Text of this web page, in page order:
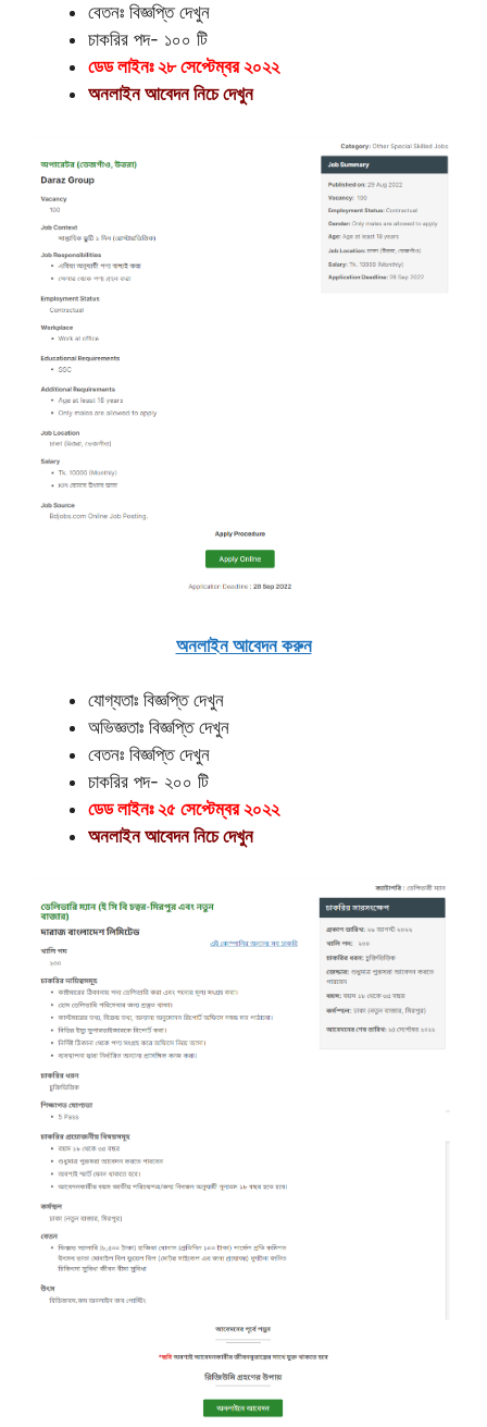
বেতনঃ বিজ্ঞপ্তি দেখুন
চাকরির পদ- ১০০ টি
ডেড লাইনঃ ২৮ সেপ্টেম্বর ২০২২
অনলাইন আবেদন নিচে দেখুন
অনলাইন আবেদন করুন
যোগ্যতাঃ বিজ্ঞপ্তি দেখুন
অভিজ্ঞতাঃ বিজ্ঞপ্তি দেখুন
বেতনঃ বিজ্ঞপ্তি দেখুন
চাকরির পদ- ২০০ টি
ডেড লাইনঃ ২৫ সেপ্টেম্বর ২০২২
অনলাইন আবেদন নিচে দেখুন